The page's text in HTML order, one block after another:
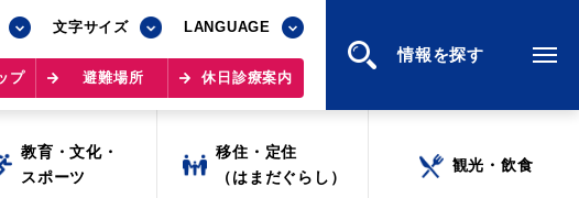
文字サイズ LANGUAGE
プ 避難場所 休日診療案内
情報を探す
文字サイズ LANGUAGE
プ 避難場所 休日診療案内
情報を探す
教育・文化・
スポーツ
移住・定住
（はまだぐらし）
観光・飲食
教育・文化・
スポーツ
移住・定住
（はまだぐらし）
観光・飲食